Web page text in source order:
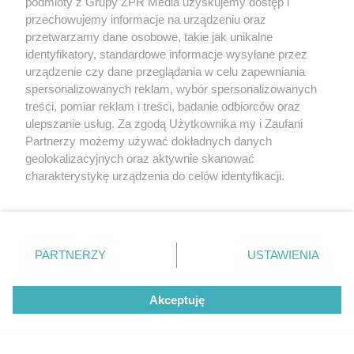
Projekt zbiornika na ścieki sanitarne (szamba)
190 zł
Dodaj do koszyka
Zapisz się
Otrzymasz e-poradnik „Dom energooszczędny”,
przechowujemy informacje na urządzeniu oraz
przetwarzamy dane osobowe, takie jak unikalne
identyfikatory, standardowe informacje wysyłane przez
urządzenie czy dane przeglądania w celu zapewniania
spersonalizowanych reklam, wybór spersonalizowanych
treści, pomiar reklam i treści, badanie odbiorców oraz
ulepszanie usług. Za zgodą Użytkownika my i Zaufani
Partnerzy możemy używać dokładnych danych
geolokalizacyjnych oraz aktywnie skanować
charakterystykę urządzenia do celów identyfikacji.
zmienić/wycofać klikając przycisk ustawień prywatności
znajdujący się w lewym dolnym rogu strony
rodzaje przetwarzania danych nie wymagają zgody
użytkownika, ale masz prawo sprzeciwić się takiemu
przetwarzaniu. Preferencje będą miały zastosowanie tylko
PARTNERZY USTAWIENIA
Akceptuję